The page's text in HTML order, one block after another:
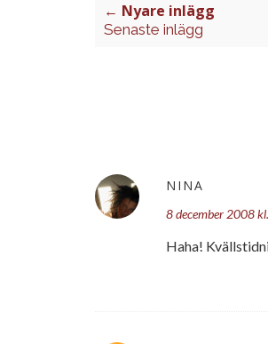
← Nyare inlägg
Senaste inlägg
NINA
8 december 2008
Haha!